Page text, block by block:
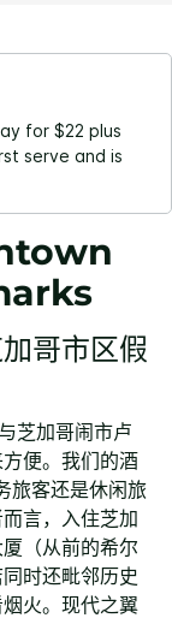
for $22 plus
serve and is
哥市区假
芝加哥闹市卢
便。我们的酒
旅客还是休闲旅
言，入住芝加
（从前的希尔
时还毗邻历史
火。现代之翼